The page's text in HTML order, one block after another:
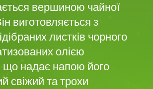
вершиною чайної
виготовляється з
листків чорного
олією
що надає напою його
свіжий та трохи